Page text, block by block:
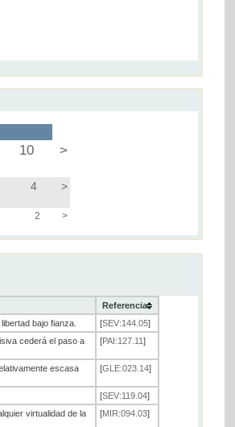
10 >
4 >
2 >
Referencia
bajo fianza. [SEV:144.05]
cederá el paso a
[PAI:127.11]
escasa
[GLE:023.14]
[SEV:119.04]
virtualidad de la
[MIR:094.03]